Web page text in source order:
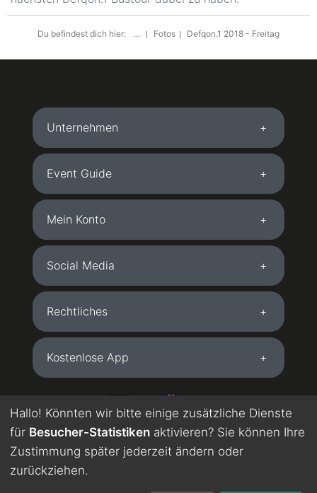
Du befindest dich hier: ... Fotos Defqon.1 2018 - Freitag
Unternehmen
Event Guide
Mein Konto
Social Media
Rechtliches
Kostenlose App
Hallo! Könnten wir bitte einige zusätzliche Dienste
für Besucher-Statistiken aktivieren? Sie können Ihre
Zustimmung später jederzeit ändern oder
zurückziehen.